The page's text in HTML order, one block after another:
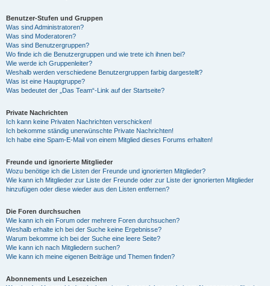
Benutzer-Stufen und Gruppen
Was sind Administratoren?
Was sind Moderatoren?
Was sind Benutzergruppen?
Wo finde ich die Benutzergruppen und wie trete ich ihnen bei?
Wie werde ich Gruppenleiter?
Weshalb werden verschiedene Benutzergruppen farbig dargestellt?
Was ist eine Hauptgruppe?
Was bedeutet der „Das Team“-Link auf der Startseite?
Private Nachrichten
Ich kann keine Privaten Nachrichten verschicken!
Ich bekomme ständig unerwünschte Private Nachrichten!
Ich habe eine Spam-E-Mail von einem Mitglied dieses Forums erhalten!
Freunde und ignorierte Mitglieder
Wozu benötige ich die Listen der Freunde und ignorierten Mitglieder?
Wie kann ich Mitglieder zur Liste der Freunde oder zur Liste der ignorierten Mitglieder
hinzufügen oder diese wieder aus den Listen entfernen?
Die Foren durchsuchen
Wie kann ich ein Forum oder mehrere Foren durchsuchen?
Weshalb erhalte ich bei der Suche keine Ergebnisse?
Warum bekomme ich bei der Suche eine leere Seite?
Wie kann ich nach Mitgliedern suchen?
Wie kann ich meine eigenen Beiträge und Themen finden?
Abonnements und Lesezeichen